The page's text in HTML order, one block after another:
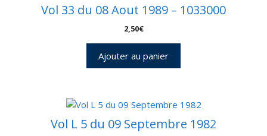
Vol 33 du 08 Aout 1989 – 1033000
2,50€
Ajouter au panier
Vol L 5 du 09 Septembre 1982